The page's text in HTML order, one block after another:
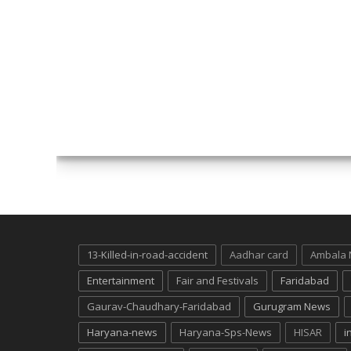
13-Killed-in-road-accident Aadhar card Ambala
Entertainment
Fair and Festivals Faridabad
Gaurav-Chaudhary-Faridabad
Gurugram News
Haryana-news
Haryana-Sps-News HISAR